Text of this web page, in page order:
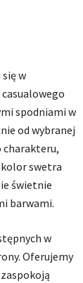
w
spodniami w
od wybranej
charakteru,
kolor swetra
świetnie
barwami.
w
Oferujemy